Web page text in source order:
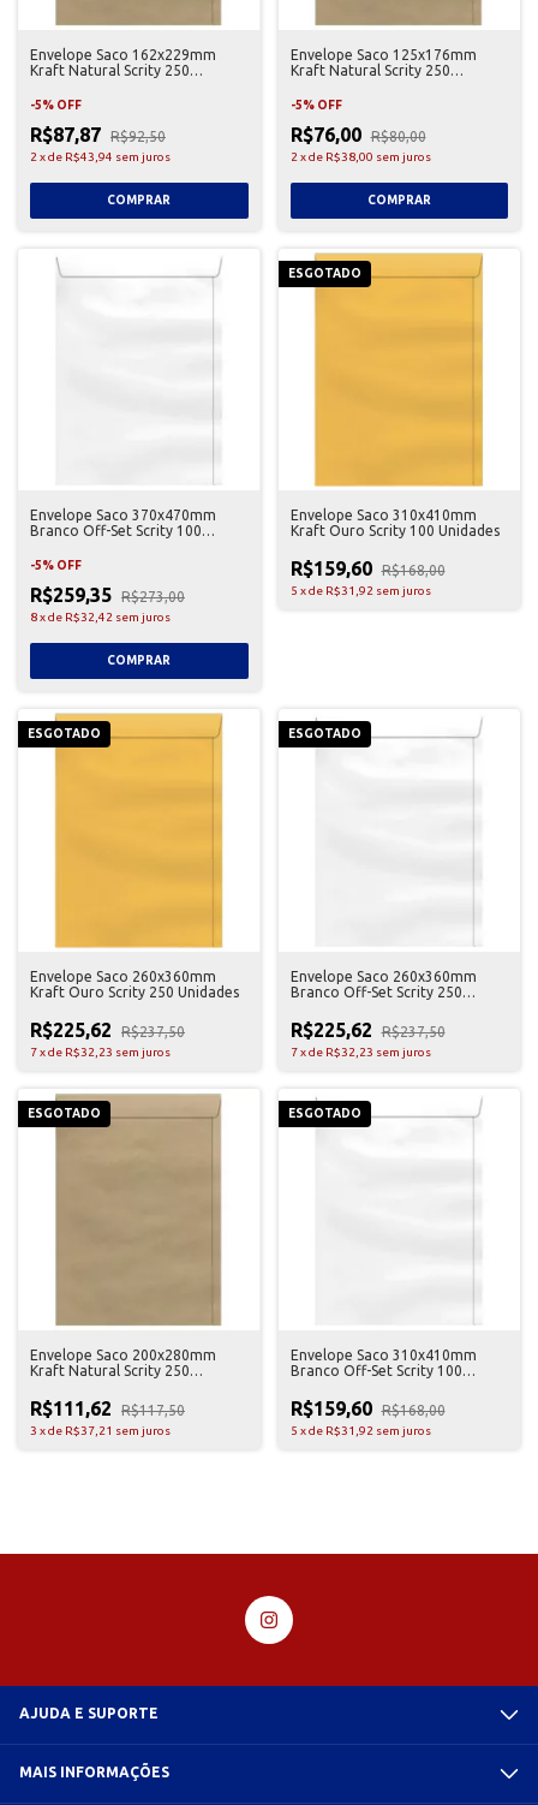
Envelope Saco 162x229mm
Kraft Natural Scrity 250
-5% OFF
R$87,87 R$92,50
2 xde R$43,94 sem juros
Envelope Saco 125x176mm
Kraft Natural Scrity 250
-5% OFF
R$76,00 R$80,00
2 xde R$38,00 sem juros
Envelope Saco 370x470mm
Branco Off-Set Scrity 100
-5% OFF
R$259,35 R$273,00
8xde R$32,42 sem juros
ESGOTADO
Envelope Saco 310x410mm
Kraft Ouro Scrity 100 Unidades
R$159,60 R$168,00
5 xde R$31,92 sem juros
ESGOTADO
Envelope Saco 260x360mm
Kraft Ouro Scrity 250 Unidades
R$225,62 R$237,50
7xde R$32,23 sem juros
ESGOTADO
Envelope Saco 260x360mm
Branco Off-Set Scrity 250
R$225,62 R$237,50
7 xde R$32,23 sem juros
ESGOTADO
Envelope Saco 200x280mm
Kraft Natural Scrity 250
R$111,62 R$117,50
3 xde R$37,21 sem juros
ESGOTADO
Envelope Saco 310x410mm
Branco Off-Set Scrity 100
R$159,60 R$168,00
5 xde R$31,92 sem juros
AJUDA E SUPORTE
MAIS INFORMAÇÕES